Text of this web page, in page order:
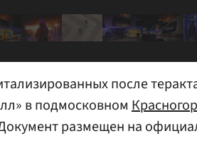
после
в подмосковном
размещен на